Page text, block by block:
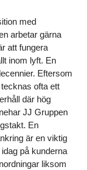
med
arbetar gärna
att fungera
inom lyft. En
Eftersom
ofta ett
där hög
JJ Gruppen
En
är en viktig
på kunderna
liksom